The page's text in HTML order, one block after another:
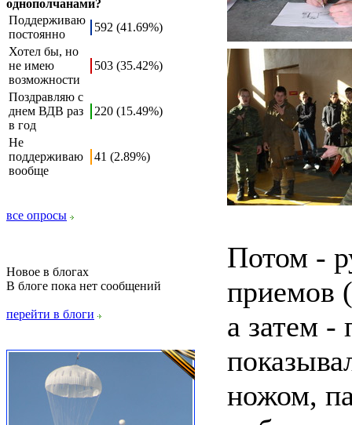
однополчанами?
Поддерживаю
постоянно
592 (41.69%)
Хотел бы, но
не имею
возможности
503 (35.42%)
Поздравляю с
днем ВДВ раз
в год
220 (15.49%)
Не
поддерживаю
вообще
41 (2.89%)
все опросы
Новое в блогах
В блоге пока нет сообщений
перейти в блоги
Потом -
приемов
а затем -
ножом,